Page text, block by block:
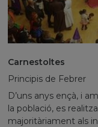
Carnestoltes
Principis de Febrer
D’uns anys ençà, i
la població, es
majoritàriament als